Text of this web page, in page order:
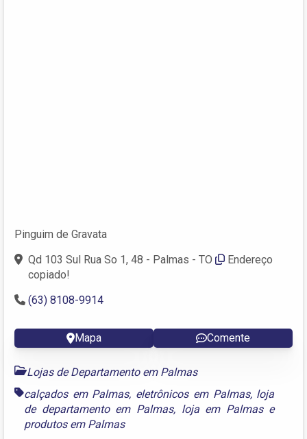
Pinguim de Gravata
Qd 103 Sul Rua So 1, 48 - Palmas - TO
Endereço
copiado!
(63) 8108-9914
Mapa Comente
Lojas de Departamento em Palmas
calçados em Palmas, eletrônicos em Palmas, loja
de departamento em Palmas, loja em Palmase
produtos em Palmas